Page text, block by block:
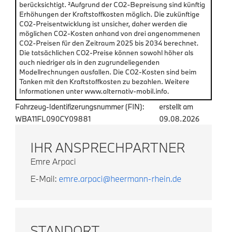
berücksichtigt. ²Aufgrund der CO2-Bepreisung sind künftig
Erhöhungen der Kraftstoffkosten möglich. Die zukünftige
CO2-Preisentwicklung ist unsicher, daher werden die
möglichen CO2-Kosten anhand von drei angenommenen
CO2-Preisen für den Zeitraum 2025 bis 2034 berechnet.
Die tatsächlichen CO2-Preise können sowohl höher als
auch niedriger als in den zugrundeliegenden
Modellrechnungen ausfallen. Die CO2-Kosten sind beim
Tanken mit den Kraftstoffkosten zu bezahlen. Weitere
Informationen unter www.alternativ-mobil.info.
Fahrzeug-Identifizerungsnummer (FIN):
WBA11FL090CY09881
erstellt am
09.08.2026
IHR ANSPRECHPARTNER
Emre Arpaci
E-Mail: emre.arpaci@heermann-rhein.de